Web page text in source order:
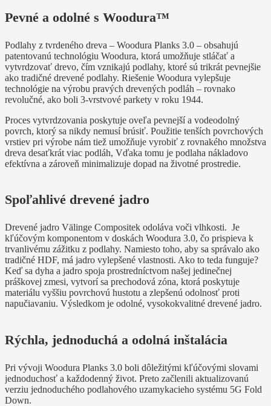
Pevné a odolné s Woodura™
Podlahy z tvrdeného dreva – Woodura Planks 3.0 – obsahujú
patentovanú technológiu Woodura, ktorá umožňuje stláčať a
vytvrdzovať drevo, čím vznikajú podlahy, ktoré sú trikrát pevnejšie
ako tradičné drevené podlahy. Riešenie Woodura vylepšuje
technológie na výrobu pravých drevených podláh – rovnako
revolučné, ako boli 3-vrstvové parkety v roku 1944.
Proces vytvrdzovania poskytuje oveľa pevnejší a vodeodolný
povrch, ktorý sa nikdy nemusí brúsiť. Použitie tenších povrchových
vrstiev pri výrobe nám tiež umožňuje vyrobiť z rovnakého množstva
dreva desaťkrát viac podláh, Vďaka tomu je podlaha nákladovo
efektívna a zároveň minimalizuje dopad na životné prostredie.
Spoľahlivé drevené jadro
Drevené jadro Välinge Compositek odoláva voči vlhkosti. Je
kľúčovým komponentom v doskách Woodura 3.0, čo prispieva k
trvanlivému zážitku z podlahy. Namiesto toho, aby sa správalo ako
tradičné HDF, má jadro vylepšené vlastnosti. Ako to teda funguje?
Keď sa dyha a jadro spoja prostredníctvom našej jedinečnej
práškovej zmesi, vytvorí sa prechodová zóna, ktorá poskytuje
materiálu vyššiu povrchovú hustotu a zlepšenú odolnosť proti
napučiavaniu. Výsledkom je odolné, vysokokvalitné drevené jadro.
Rýchla, jednoduchá a odolná inštalácia
Pri vývoji Woodura Planks 3.0 boli dôležitými kľúčovými slovami
jednoduchosť a každodenný život. Preto začlenili aktualizovanú
verziu jednoduchého podlahového uzamykacieho systému 5G Fold
Down.